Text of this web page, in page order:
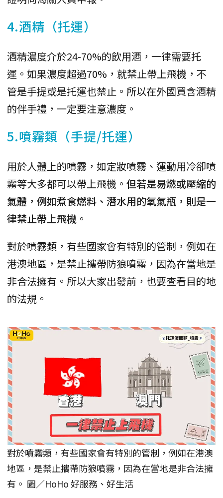
4.酒精（托運）
酒精濃度介於24-70%的飲用酒，一律需要托
運。如果濃度超過70%，就禁止帶上飛機，不
管是手提或是托運也禁止。所以在外國買含酒精
的伴手禮，一定要注意濃度。
5.噴霧類（手提/托運）
用於人體上的噴霧，如定妝噴霧、運動用冷卻噴
霧等大多都可以帶上飛機。 但若是易燃或壓縮的
氣體，例如煮食燃料、潛水用的氧氣瓶，則是一
律禁止帶上飛機 。
對於噴霧類，有些國家會有特別的管制，例如在
港澳地區，是禁止攜帶防狼噴霧，因為在當地是
非合法擁有。所以大家出發前，也要查看目的地
的法規。
對於噴霧類，有些國家會有特別的管制，例如在港澳
地區，是禁止攜帶防狼噴霧，因為在當地是非合法擁
有。 圖／HoHo 好服務、好生活